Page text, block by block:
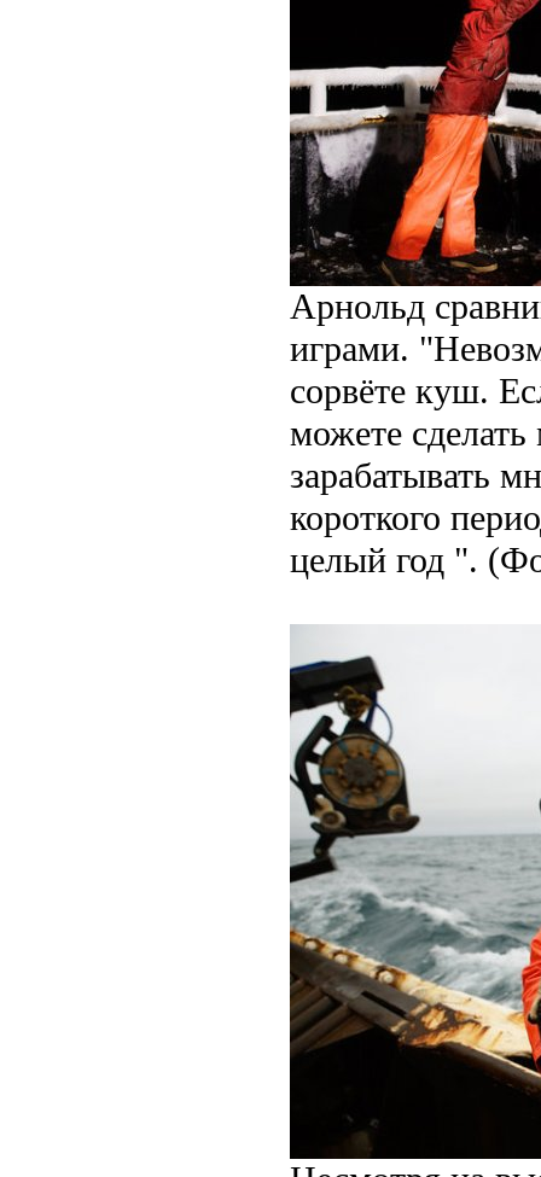
Арнольд
играми.
сорвёте куш.
можете
зарабатывать
короткого
целый год ".